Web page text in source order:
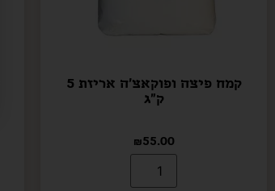
קמח פיצה ופוקאצ'ה אריזת 5
ק"ג
₪55.00